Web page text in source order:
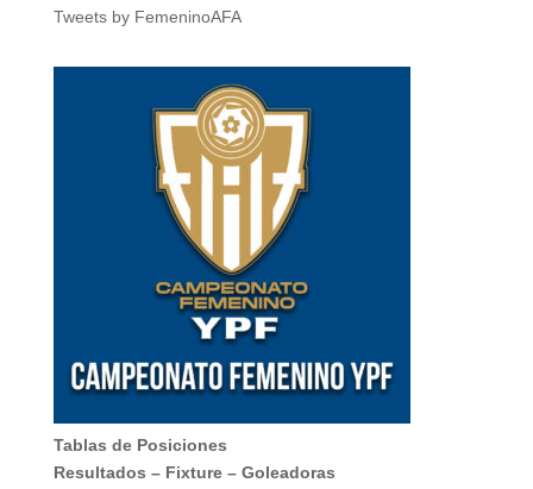
Tweets by FemeninoAFA
Tablas de Posiciones
Resultados – Fixture– Goleadoras